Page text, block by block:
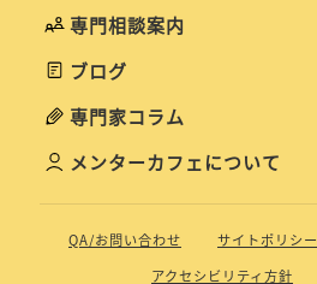
専門相談案内
ブログ
専門家コラム
メンターカフェについて
QA/お問い合わせ サイトポリシー
アクセシビリティ方針